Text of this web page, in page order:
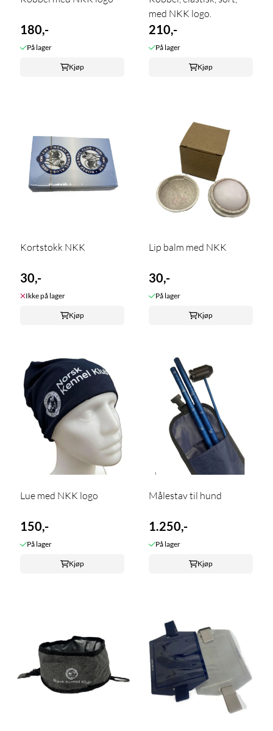
180,-
På lager
Kjøp
med NKK logo.
210,-
På lager
Kjøp
Kortstokk NKK
30,-
Ikke på lager
Kjøp
Lip balm med NKK
30,-
På lager
Kjøp
Lue med NKK logo
150,-
På lager
Kjøp
Målestav til hund
1.250,-
På lager
Kjøp